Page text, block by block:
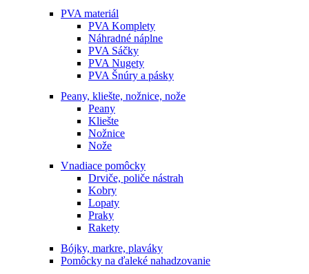
PVA materiál
PVA Komplety
Náhradné náplne
PVA Sáčky
PVA Nugety
PVA Šnúry a pásky
Peany, kliešte, nožnice, nože
Peany
Kliešte
Nožnice
Nože
Vnadiace pomôcky
Drviče, poliče nástrah
Kobry
Lopaty
Praky
Rakety
Bójky, markre, plaváky
Pomôcky na ďaleké nahadzovanie